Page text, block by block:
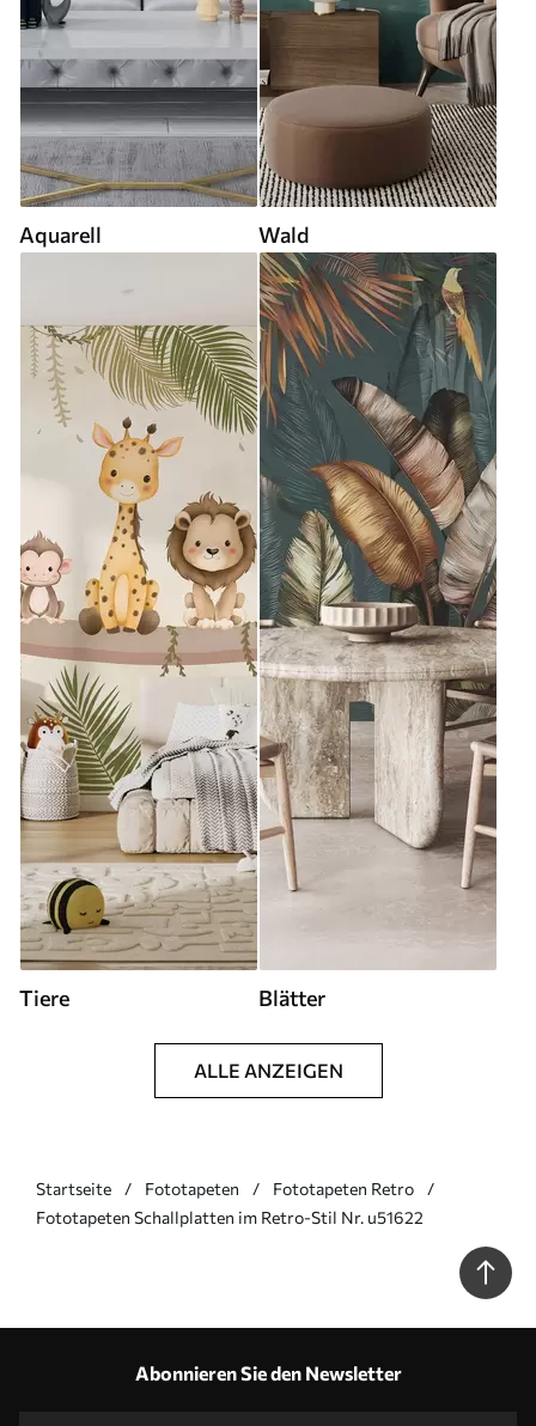
Aquarell Wald
Tiere Blätter
ALLE ANZEIGEN
Startseite Fototapeten
Fototapeten Retro
Fototapeten Schallplatten im Retro-Stil Nr. u51622
Abonnieren Sie den Newsletter